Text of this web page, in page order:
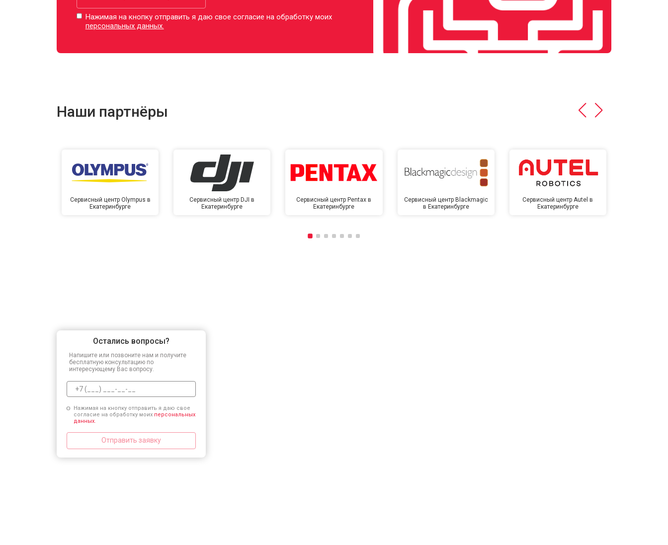
Нажимая на кнопку отправить я даю свое согласие на обработку моих
персональных данных.
Наши партнёры
Сервисный центр Olympus в
Екатеринбурге
Сервисный центр DJI в
Екатеринбурге
Сервисный центр Pentax в
Екатеринбурге
Сервисный центр Blackmagic
в Екатеринбурге
Сервисный центр Autel в
Екатеринбурге
Остались вопросы?
Напишите или позвоните нам и получите
бесплатную консультацию по
интересующему Вас вопросу.
Нажимая на кнопку отправить я даю свое
согласие на обработку моих персональных
данных.
Отправить заявку